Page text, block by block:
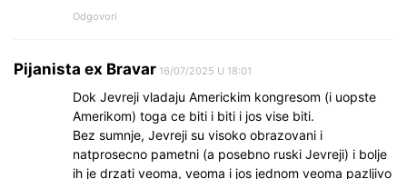
Odgovori
Pijanista ex Bravar 16/07/2025 U 18:01
Dok Jevreji vladaju Americkim kongresom (i uopste
Amerikom) toga ce biti i biti i jos vise biti.
Bez sumnje, Jevreji su visoko obrazovani i
natprosecno pametni (a posebno ruski Jevreji) i bolje
ih je drzati veoma, veoma i jos jednom veoma pazljivo